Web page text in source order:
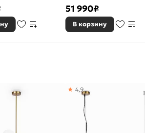
51 990₽
В корзину
4,9